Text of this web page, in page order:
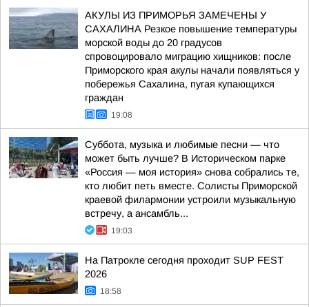
АКУЛЫ ИЗ ПРИМОРЬЯ ЗАМЕЧЕНЫ У
САХАЛИНА Резкое повышение температуры
морской воды до 20 градусов
спровоцировало миграцию хищников: после
Приморского края акулы начали появляться у
побережья Сахалина, пугая купающихся
граждан
19:08
Суббота, музыка и любимые песни — что
может быть лучше? В Историческом парке
«Россия — моя история» снова собрались те,
кто любит петь вместе. Солисты Приморской
краевой филармонии устроили музыкальную
встречу, а ансамбль...
19:03
На Патрокле сегодня проходит SUP FEST
2026
18:58